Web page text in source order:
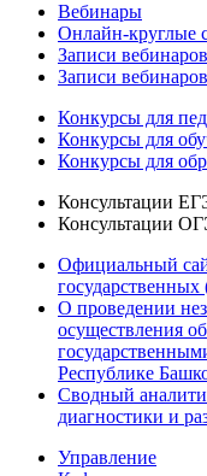
Вебинары
Онлайн-круглые
Записи
Записи
Конкурсы для
Конкурсы для
Конкурсы для
Консультации
Консультации
Официальный
О проведении
осуществления
Республике
Сводный
диагностики и
Управление